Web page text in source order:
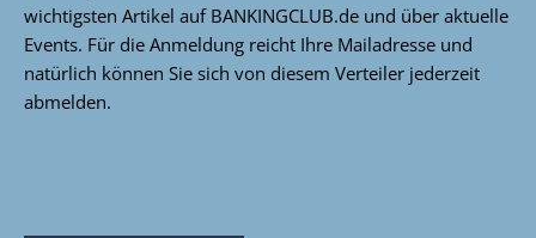
wichtigsten Artikel auf BANKINGCLUB.de und über aktuelle
Events. Für die Anmeldung reicht Ihre Mailadresse und
natürlich können Sie sich von diesem Verteiler jederzeit
abmelden.